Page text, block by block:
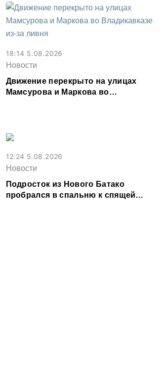
18:14 5.08.2026
Новости
Движение перекрыто на улицах
Мамсурова и Маркова во
12:24 5.08.2026
Новости
Подросток из Нового Батако
пробрался в спальню к спящей